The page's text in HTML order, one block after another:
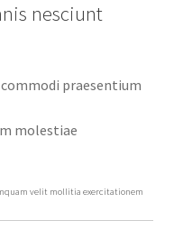
nesciunt
praesentium
molestiae
velit mollitia exercitationem